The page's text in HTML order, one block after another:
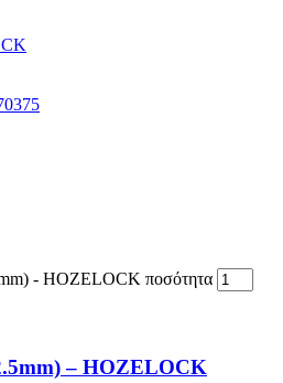
- HOZELOCK ποσότητα
– HOZELOCK